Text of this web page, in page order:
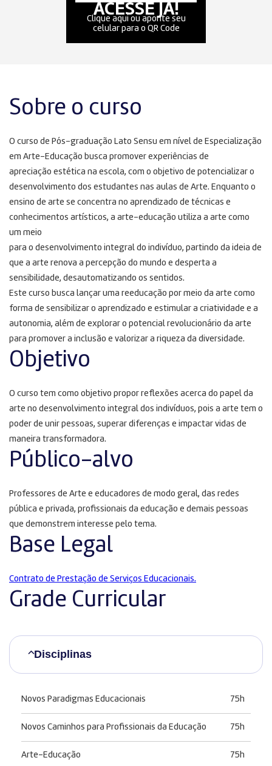
Sobre o curso
O curso de Pós-graduação Lato Sensu em nível de Especialização
em Arte-Educação busca promover experiências de
apreciação estética na escola, com o objetivo de potencializar o
desenvolvimento dos estudantes nas aulas de Arte. Enquanto o
ensino de arte se concentra no aprendizado de técnicas e
conhecimentos artísticos, a arte-educação utiliza a arte como
um meio
para o desenvolvimento integral do indivíduo, partindo da ideia de
que a arte renova a percepção do mundo e desperta a
sensibilidade, desautomatizando os sentidos.
Este curso busca lançar uma reeducação por meio da arte como
forma de sensibilizar o aprendizado e estimular a criatividade e a
autonomia, além de explorar o potencial revolucionário da arte
para promover a inclusão e valorizar a riqueza da diversidade.
Objetivo
O curso tem como objetivo propor reflexões acerca do papel da
arte no desenvolvimento integral dos indivíduos, pois a arte tem o
poder de unir pessoas, superar diferenças e impactar vidas de
maneira transformadora.
Público-alvo
Professores de Arte e educadores de modo geral, das redes
pública e privada, profissionais da educação e demais pessoas
que demonstrem interesse pelo tema.
Base Legal
Contrato de Prestação de Serviços Educacionais.
Grade Curricular
Disciplinas
Novos Paradigmas Educacionais 75h
Novos Caminhos para Profissionais da Educação 75h
Arte-Educação 75h
ACESSE JÁ!
Clique aqui ou aponte seu
celular para o QR Code